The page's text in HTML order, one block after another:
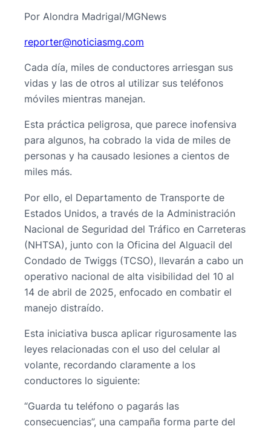
Por Alondra Madrigal/MGNews
moc.gmsaiciton
@retroper
Cada día, miles de conductores arriesgan sus
vidas y las de otros al utilizar sus teléfonos
móviles mientras manejan.
Esta práctica peligrosa, que parece inofensiva
para algunos, ha cobrado la vida de miles de
personas y ha causado lesiones a cientos de
miles más.
Por ello, el Departamento de Transporte de
Estados Unidos, a través de la Administración
Nacional de Seguridad del Tráfico en Carreteras
(NHTSA), junto con la Oficina del Alguacil del
Condado de Twiggs (TCSO), llevarán a cabo un
operativo nacional de alta visibilidad del 10 al
14 de abril de 2025, enfocado en combatir el
manejo distraído.
Esta iniciativa busca aplicar rigurosamente las
leyes relacionadas con el uso del celular al
volante, recordando claramente a los
conductores lo siguiente:
“Guarda tu teléfono o pagarás las
consecuencias”, una campaña forma parte del